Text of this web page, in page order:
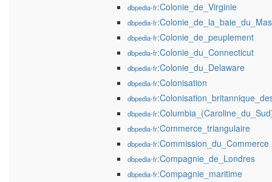
dbpedia-fr:Colonie_de_Virginie
dbpedia-fr
dbpedia-fr:Colonie_de_peuplement
dbpedia-fr:Colonie_du_Connecticut
dbpedia-fr:Colonie_du_Delaware
dbpedia-fr:Colonisation
dbpedia-fr
dbpedia-fr
dbpedia-fr:Commerce_triangulaire
dbpedia-fr:Commission_du_Commerce
dbpedia-fr:Compagnie_de_Londres
dbpedia-fr:Compagnie_maritime